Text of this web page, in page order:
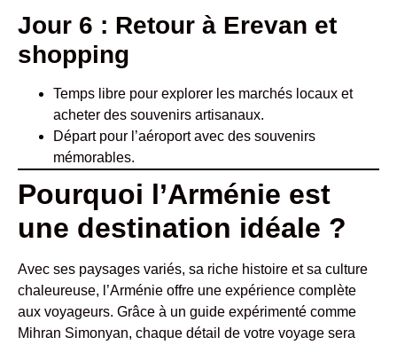
Jour 6 : Retour à Erevan et
shopping
Temps libre pour explorer les marchés locaux et
acheter des souvenirs artisanaux.
Départ pour l’aéroport avec des souvenirs
mémorables.
Pourquoi l’Arménie est
une destination idéale ?
Avec ses paysages variés, sa riche histoire et sa culture
chaleureuse, l’Arménie offre une expérience complète
aux voyageurs. Grâce à un guide expérimenté comme
Mihran Simonyan, chaque détail de votre voyage sera